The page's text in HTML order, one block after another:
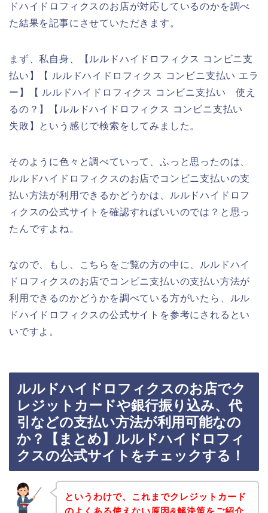
ドハイドロフィクスのお店が対応しているのかを調べ
た結果を記事にさせていただきます。
まず、私自身、【ルルドハイドロフィクス コンビニ支
払い】【 ルルドハイドロフィクス コンビニ支払い エラ
ー】【 ルルドハイドロフィクス コンビニ支払い 使え
るの？】【ルルドハイドロフィクス コンビニ支払い
失敗】という感じで検索をしてみました。
そのように色々と調べていって、ふっと思ったのは、
ルルドハイドロフィクスのお店でコンビニ支払いの支
払い方法が利用できるかどうかは、ルルドハイドロフ
ィクスの公式サイトを確認すればいいのでは？と思っ
たんですよね。
なので、もし、こちらをご覧の方の中に、ルルドハイ
ドロフィクスのお店でコンビニ支払いの支払い方法が
利用できるのかどうかを調べている方がいたら、ルル
ドハイドロフィクスの公式サイトを参考にされるとい
いですよ。
ルルドハイドロフィクスのお店でク
レジットカードや銀行振り込み、代
引などの支払い方法が利用可能なの
か？【まとめ】ルルドハイドロフィ
クスの公式サイトをチェックする！
というわけで、これまでクレジットカード
のよくある使えない原因&解決策をご紹介